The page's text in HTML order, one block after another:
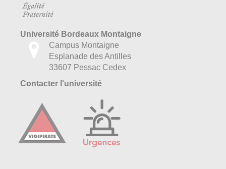
Université Bordeaux Montaigne
Campus Montaigne
Esplanade des Antilles
33607 Pessac Cedex
Contacter l'université